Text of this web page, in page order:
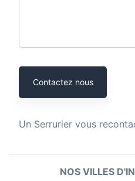
Contactez nous
Un Serrurier vous
NOS VILLES